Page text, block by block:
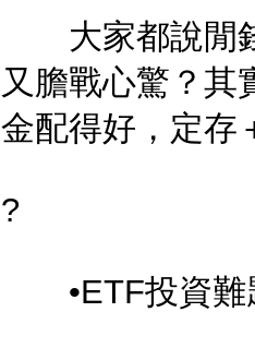
大家都說閒錢
又膽戰心驚？其
金配得好，定存
?
•ETF投資難